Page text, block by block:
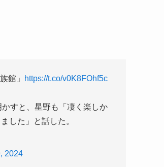
館」 https://t.co/v0K8FOhf5c
すと、星野も「凄く楽しか
した」と話した。
2024